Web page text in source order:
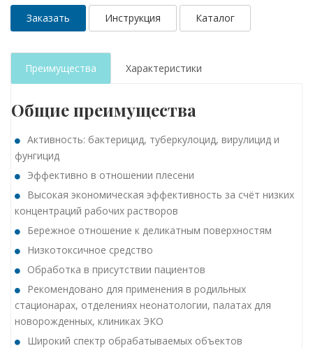
Заказать Инструкция Каталог
Преимущества Характеристики
Общие преимущества
Активность: бактерицид, туберкулоцид, вирулицид и
фунгицид
Эффективно в отношении плесени
Высокая экономическая эффективность за счёт низких
концентраций рабочих растворов
Бережное отношение к деликатным поверхностям
Низкотоксичное средство
Обработка в присутствии пациентов
Рекомендовано для применения в родильных
стационарах, отделениях неонатологии, палатах для
новорожденных, клиниках ЭКО
Широкий спектр обрабатываемых объектов